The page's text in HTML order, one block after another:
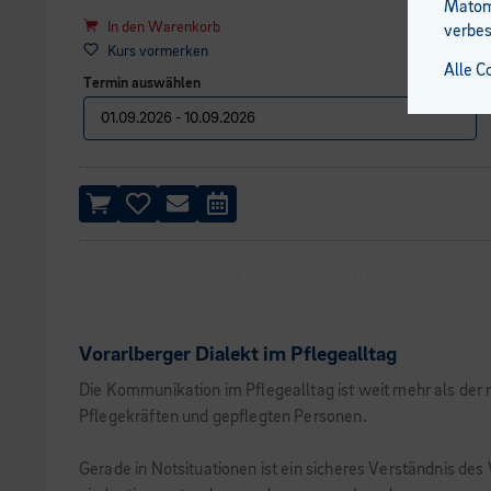
In den Warenkorb
Kurs vormerken
Termin auswählen
Vorarlberger Dialekt im Pflegealltag
Die Kommunikation im Pflegealltag ist weit mehr als
Pflegekräften und gepflegten Personen.
Gerade in Notsituationen ist ein sicheres Verständnis
Alle